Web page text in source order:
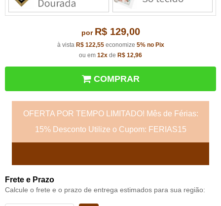
por R$ 129,00
à vista R$ 122,55economize 5% no Pix
ou em 12x de R$ 12,96
COMPRAR
OFERTA POR TEMPO LIMITADO! Mês de Férias:
15% Desconto Utilize o Cupom: FERIAS15
Frete e Prazo
Calcule o frete e o prazo de entrega estimados para sua região: